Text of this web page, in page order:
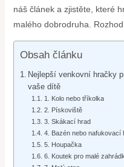
náš článek a zjistěte, které
malého dobrodruha.
Obsah článku
Nejlepší venkovní hračky
vaše dítě
1. Kolo nebo tříkolka
2. Pískoviště
3. Skákací hrad
4. Bazén nebo nafukovací
5. Houpačka
6. Koutek pro malé